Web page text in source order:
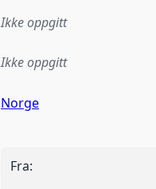
Ikke oppgitt
Ikke oppgitt
Norge
Fra: